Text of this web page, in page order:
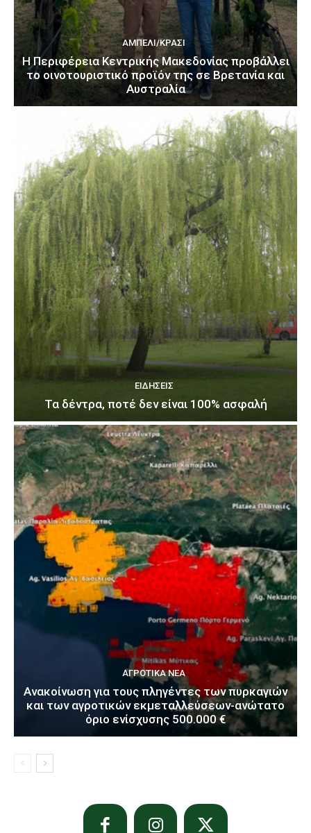
ΑΜΠΈΛΙ/ΚΡΑΣΊ
H Περιφέρεια Κεντρικής Μακεδονίας προβάλλει
το οινοτουριστικό προϊόν της σε Βρετανία και
Αυστραλία
ΕΙΔΉΣΕΙΣ
Τα δέντρα, ποτέ δεν είναι 100% ασφαλή
ΑΓΡΟΤΙΚΆ ΝΈΑ
Ανακοίνωση για τους πληγέντες των πυρκαγιών
και των αγροτικών εκμεταλλεύσεων-ανώτατο
όριο ενίσχυσης 500.000 €